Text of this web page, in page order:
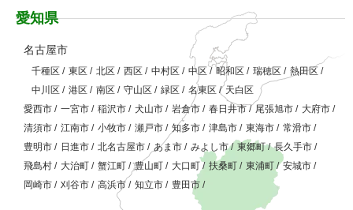
愛知県
名古屋市
千種区 / 東区 / 北区 / 西区 / 中村区 / 中区/ 昭和区 / 瑞穂区 / 熱田区 /
中川区 / 港区 / 南区 / 守山区 / 緑区 / 名東区 / 天白区
愛西市 / 一宮市 / 稲沢市 / 犬山市 / 岩倉市 / 春日井市/ 尾張旭市 / 大府市 /
清須市 / 江南市 / 小牧市 / 瀬戸市 / 知多市 / 津島市 / 東海市 / 常滑市 /
豊明市 / 日進市 / 北名古屋市 / あま市 / みよし市/ 東郷町/ 長久手市 /
飛島村 / 大治町 / 蟹江町 / 豊山町 / 大口町/ 扶桑町 / 東浦町 / 安城市 /
岡崎市 / 刈谷市 / 高浜市 / 知立市 / 豊田市 /